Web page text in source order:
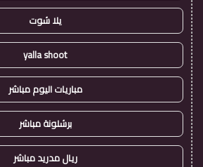
يلا شوت
yalla shoot
مباريات اليوم مباشر
برشلونة مباشر
ريال مدريد مباشر